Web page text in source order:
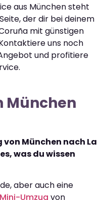
aus München steht
der dir bei deinem
mit günstigen
uns noch
und profitiere
München
München nach La
was du wissen
aber auch eine
Mini-Umzug von